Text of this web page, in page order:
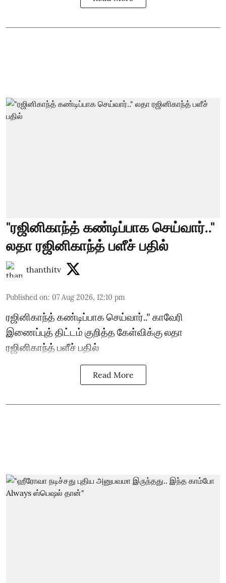
"ரஜினிகாந்த் கண்டிப்பாக செய்வார்.."
லதா ரஜினிகாந்த் பளீச் பதில்
thanthitv
Published on: 07 Aug 2026, 12:10 pm
ரஜினிகாந்த் கண்டிப்பாக செய்வார்.." காவேரி
இணைப்புத் திட்டம் குறித்த கேள்விக்கு லதா
ரஜினிகாந்த் பளீச் பதில்
Read More